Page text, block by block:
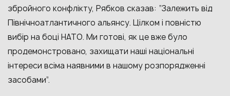
збройного конфлікту, Рябков сказав: “Залежить від
Північноатлантичного альянсу. Цілком і повністю
вибір на боці НАТО. Ми готові, як це вже було
продемонстровано, захищати наші національні
інтереси всіма наявними в нашому розпорядженні
засобами”.